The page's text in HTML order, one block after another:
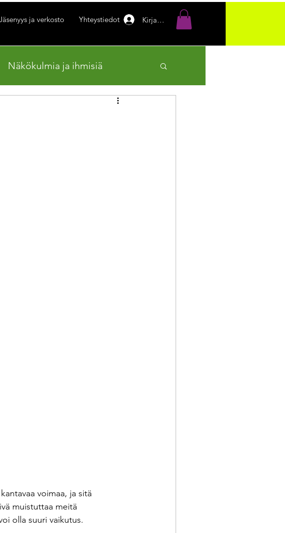
Kirjaudu
ja verkosto Yhteystiedot
Näkökulmia ja ihmisiä
voimaa, ja sitä
muistuttaa meitä
olla suuri vaikutus.